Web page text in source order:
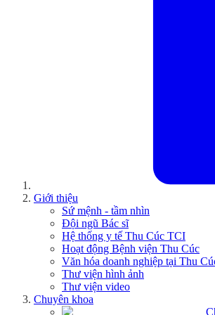
Giới thiệu
Sứ mệnh - tầm nhìn
Đội ngũ Bác sĩ
Hệ thống y tế Thu Cúc TCI
Hoạt động Bệnh viện Thu Cúc
Văn hóa doanh nghiệp tại Thu
Thư viện hình ảnh
Thư viện video
Chuyên khoa